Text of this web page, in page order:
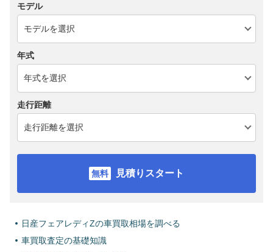
モデル
年式
走行距離
見積りスタート
日産フェアレディZの車買取相場を調べる
車買取査定の基礎知識